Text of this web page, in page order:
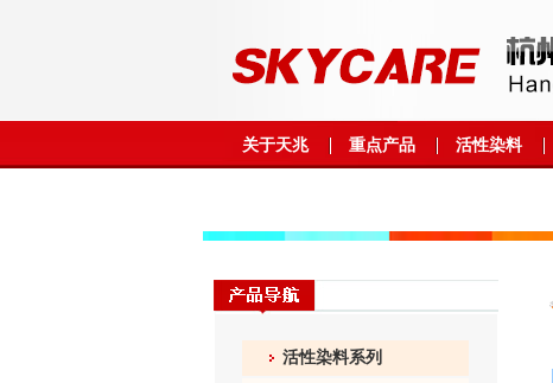
关于天兆 重点产品 活性染料
活性染料系列